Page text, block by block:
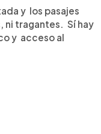
y los pasajes
ni tragantes. Sí hay
y acceso al